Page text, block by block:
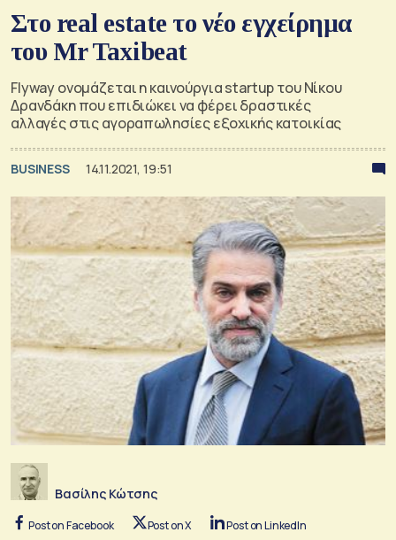
Στο real estate το νέο εγχείρημα
του Μr Taxibeat
Flyway ονομάζεται η καινούργια startup του Νίκου
Δρανδάκη που επιδιώκει να φέρει δραστικές
αλλαγές στις αγοραπωλησίες εξοχικής κατοικίας
BUSINESS 14.11.2021, 19:51
Βασίλης Κώτσης
Post on Facebook Post on X Post on LinkedIn